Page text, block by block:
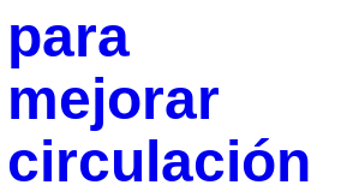
para
mejorar
circulación